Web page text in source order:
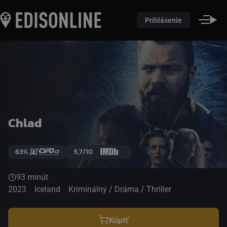
Prihlásenie
Chlad
63% 5,7/10
93 minút
2023
Iceland Kriminálný / Dráma / Thriller
Kúpiť